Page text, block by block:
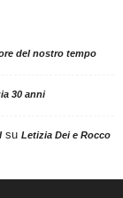
del nostro tempo
30 anni
su Letizia Dei e Rocco